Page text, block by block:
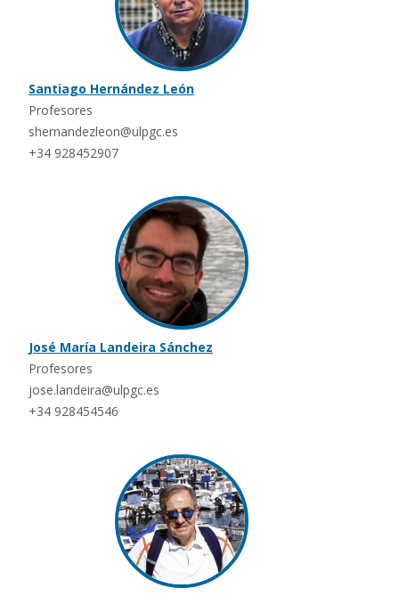
Santiago Hernández León
Profesores
shernandezleon@ulpgc.es
+34 928452907
José María Landeira Sánchez
Profesores
jose.landeira@ulpgc.es
+34 928454546